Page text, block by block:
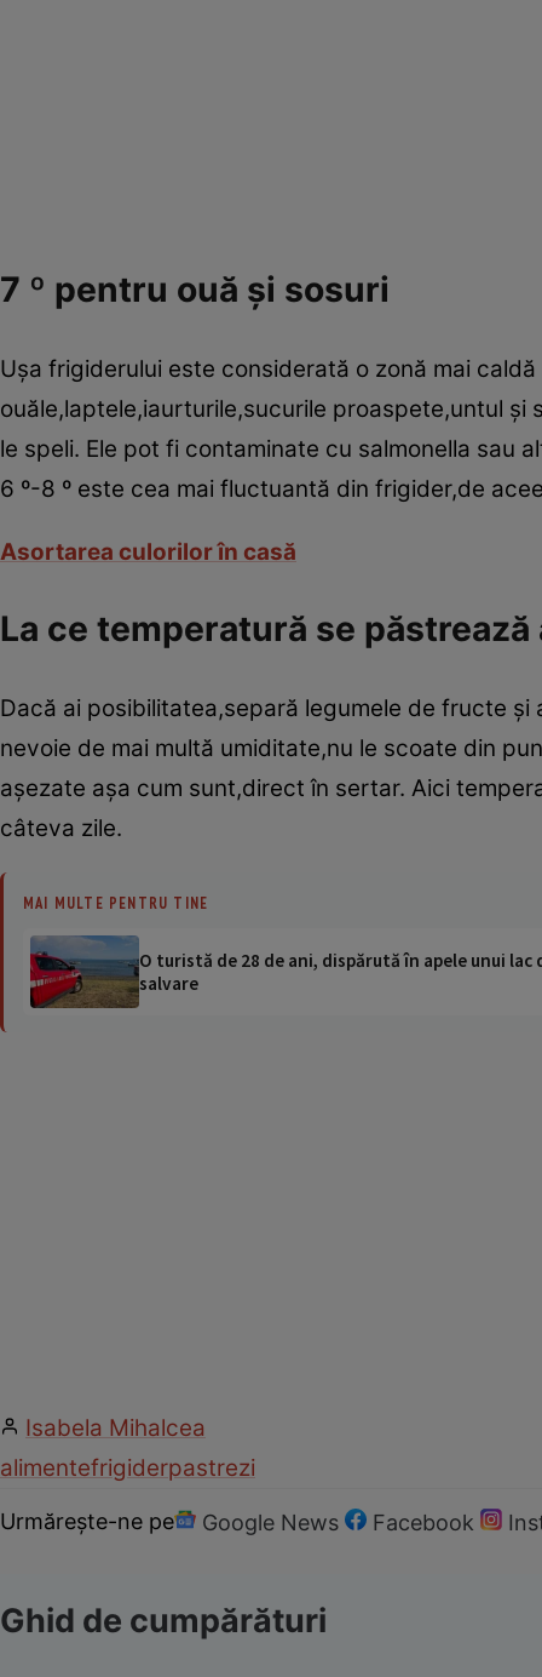
7 º pentru ouă şi sosuri
Uşa frigiderului este considerată o zonă mai
ouăle,laptele,iaurturile,sucurile proaspete,untul şi
le speli. Ele pot fi contaminate cu salmonella sau
6 º-8 º este cea mai fluctuantă din frigider,de
Asortarea culorilor în casă
La ce temperatură se
Dacă ai posibilitatea,separă legumele de fructe
nevoie de mai multă umiditate,nu le scoate din
aşezate aşa cum sunt,direct în sertar. Aici
câteva zile.
MAI MULTE PENTRU TINE
O turistă de 28 de ani, dispărută în apele unui
salvare
Isabela Mihalcea
alimentefrigiderpastrezi
Urmărește-ne pe Google News Facebook
Ghid de cumpărături